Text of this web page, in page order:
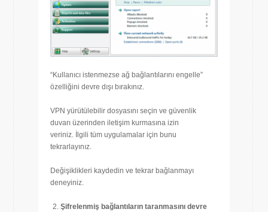
“Kullanıcı istenmezse ağ bağlantılarını engelle”
özelliğini devre dışı bırakınız.
VPN yürütülebilir dosyasını seçin ve güvenlik
duvarı üzerinden iletişim kurmasına izin
veriniz. İlgili tüm uygulamalar için bunu
tekrarlayınız.
Değişiklikleri kaydedin ve tekrar bağlanmayı
deneyiniz.
Şifrelenmiş bağlantıların taranmasını devre